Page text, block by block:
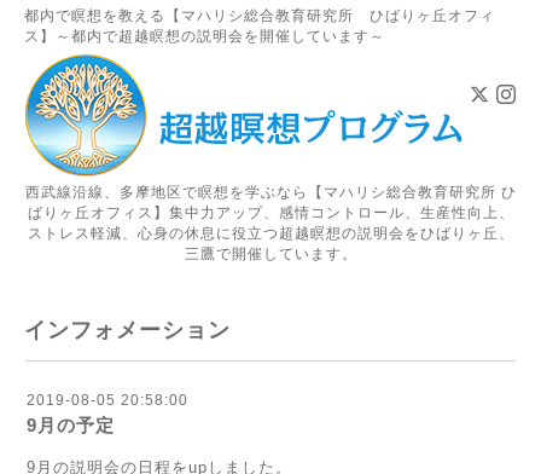
都内で瞑想を教える【マハリシ総合教育研究所 ひばりヶ丘オフィ
ス】～都内で超越瞑想の説明会を開催しています～
西武線沿線、多摩地区で瞑想を学ぶなら【マハリシ総合教育研究所 ひ
ばりヶ丘オフィス】集中力アップ、感情コントロール、生産性向上、
ストレス軽減、心身の休息に役立つ超越瞑想の説明会をひばりヶ丘、
三鷹で開催しています。
インフォメーション
2019-08-05 20:58:00
9月の予定
9月の説明会の日程をupしました。